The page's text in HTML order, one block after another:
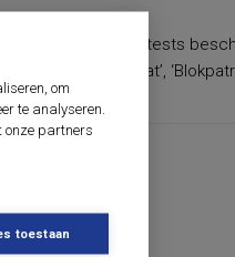
om
te analyseren.
onze partners
toestaan
zijn minder subtests
Woordenschat’,